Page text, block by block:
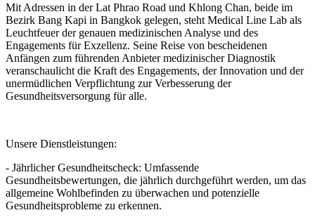
Mit Adressen in der Lat Phrao Road und Khlong Chan, beide im
Bezirk Bang Kapi in Bangkok gelegen, steht Medical Line Lab als
Leuchtfeuer der genauen medizinischen Analyse und des
Engagements für Exzellenz. Seine Reise von bescheidenen
Anfängen zum führenden Anbieter medizinischer Diagnostik
veranschaulicht die Kraft des Engagements, der Innovation und der
unermüdlichen Verpflichtung zur Verbesserung der
Gesundheitsversorgung für alle.
Unsere Dienstleistungen:
- Jährlicher Gesundheitscheck: Umfassende
Gesundheitsbewertungen, die jährlich durchgeführt werden, um das
allgemeine Wohlbefinden zu überwachen und potenzielle
Gesundheitsprobleme zu erkennen.